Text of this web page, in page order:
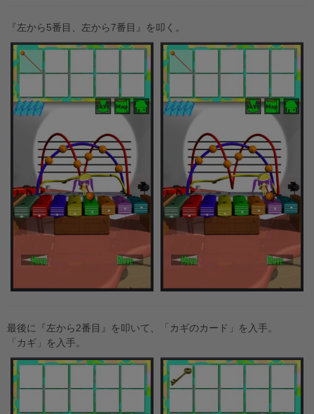
『左から5番目、左から7番目』を叩く。
最後に『左から2番目』を叩いて、「カギのカード」を入手。
「カギ」を入手。